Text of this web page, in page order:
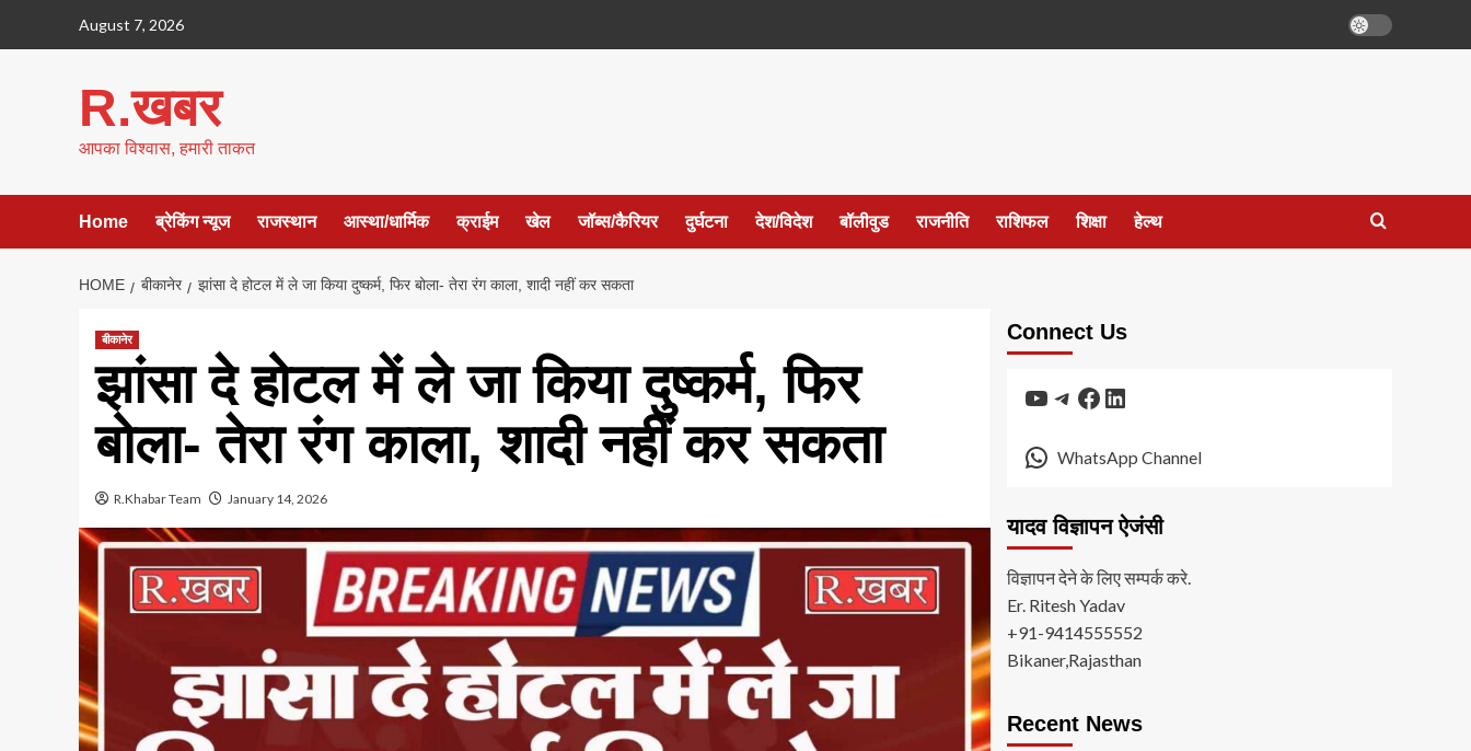
August 7, 2026
R.खबर
आपका विश्वास, हमारी ताकत
Home ब्रेकिंग न्यूज राजस्थान आस्था/धार्मिक क्राईम खेल जॉब्स/कैरियर दुर्घटना देश/विदेश बॉलीवुड राजनीति राशिफल शिक्षा हेल्थ
HOME बीकानेर झांसा दे होटल में ले जा किया दुष्कर्म, फिर बोला- तेरा रंग काला, शादी नहीं कर सकता
बीकानेर
झांसा दे होटल में ले जा किया दुष्कर्म, फिर
बोला- तेरा रंग काला, शादी नहीं कर सकता
R.Khabar Team January 14, 2026
Connect Us
YouTube
Telegram
Facebook
LinkedIn
WhatsApp Channel
यादव विज्ञापन ऐजंसी
विज्ञापन देने के लिए सम्पर्क करे.
Er. Ritesh Yadav
+91-9414555552
Bikaner,Rajasthan
Recent News